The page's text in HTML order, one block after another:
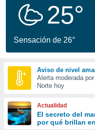
se
calidad.
a este
las
y
forma
digital
basada
25°
Sensación de 26°
Aviso de nivel
Alerta moderada
Norte hoy
Actualidad
El secreto del
por qué brillan